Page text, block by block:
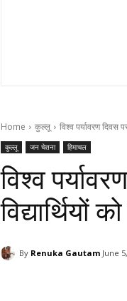
Home कुल्लू विश्व पर्यावरण दिवस
कुल्लू जन चेतना हिमाचल
विश्व
विद्यार्थियों
By Renuka Gautam June